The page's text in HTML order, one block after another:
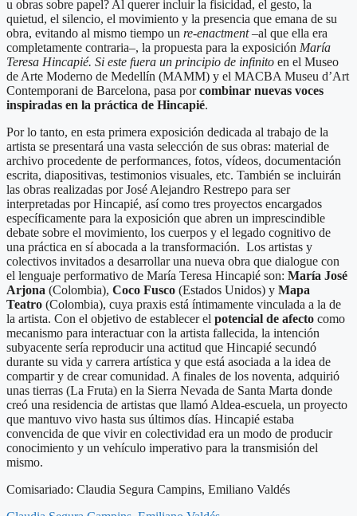
u obras sobre papel? Al querer incluir la fisicidad, el gesto, la
quietud, el silencio, el movimiento y la presencia que emana de su
obra, evitando al mismo tiempo un re-enactment–al que ella era
completamente contraria–, la propuesta para la exposición María
Teresa Hincapié. Si este fuera un principio de infinito en el Museo
de Arte Moderno de Medellín (MAMM) y el MACBA Museu d’Art
Contemporani de Barcelona, pasa porcombinar nuevas voces
inspiradas en la práctica de Hincapié.
Por lo tanto, en esta primera exposición dedicada al trabajo de la
artista se presentará una vasta selección de sus obras: material de
archivo procedente de performances, fotos, vídeos, documentación
escrita, diapositivas, testimonios visuales, etc. También se incluirán
las obras realizadas por José Alejandro Restrepo para ser
interpretadas por Hincapié, así como tres proyectos encargados
específicamente para la exposición que abren un imprescindible
debate sobre el movimiento, los cuerpos y el legado cognitivo de
una práctica en sí abocada a la transformación. Los artistas y
colectivos invitados a desarrollar una nueva obra que dialogue con
el lenguaje performativo de María Teresa Hincapié son: María José
Arjona (Colombia), Coco Fusco (Estados Unidos) y Mapa
Teatro (Colombia), cuya praxis está íntimamente vinculada a la de
la artista. Con el objetivo de establecer el potencial de afecto como
mecanismo para interactuar con la artista fallecida, la intención
subyacente sería reproducir una actitud que Hincapié secundó
durante su vida y carrera artística y que está asociada a la idea de
compartir y de crear comunidad. A finales de los noventa, adquirió
unas tierras (La Fruta) en la Sierra Nevada de Santa Marta donde
creó una residencia de artistas que llamó Aldea-escuela, un proyecto
que mantuvo vivo hasta sus últimos días. Hincapié estaba
convencida de que vivir en colectividad era un modo de producir
conocimiento y un vehículo imperativo para la transmisión del
mismo.
Comisariado: Claudia Segura Campins, Emiliano Valdés